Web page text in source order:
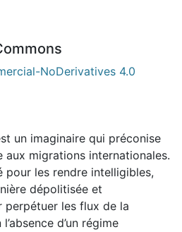
NoDerivatives 4.0
un imaginaire qui préconise
aux migrations internationales.
pour les rendre intelligibles,
dépolitisée et
les flux de la
d’un régime